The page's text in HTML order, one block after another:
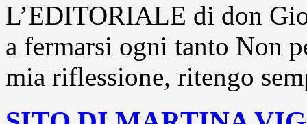
L’EDITORIALE di don
a fermarsi ogni tanto Non
mia riflessione, ritengo